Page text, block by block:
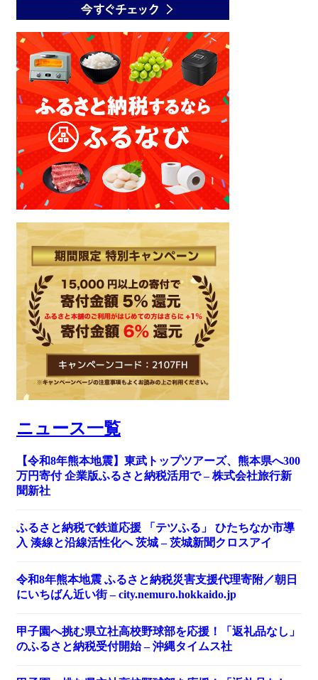
ニュース一覧
【令和8年熊本地震】東武トップツアーズ、熊本県へ300
万円寄付 企業版ふるさと納税活用で – 株式会社旅行新
聞新社
ふるさと納税で鉄道応援 「テツふる」 ひたちなか市導
入 湊線と沿線活性化へ 茨城 – 茨城新聞クロスアイ
令和8年熊本地震 ふるさと納税災害支援代理寄附／朝日
にいちばん近い街 – city.nemuro.hokkaido.jp
甲子園へ挑む県立社高校野球部を応援！「返礼品なし」
のふるさと納税受付開始 – 沖縄タイムス社